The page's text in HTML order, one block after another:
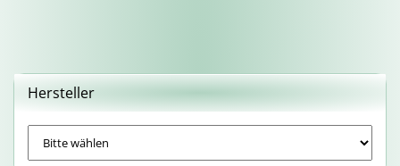
Hersteller